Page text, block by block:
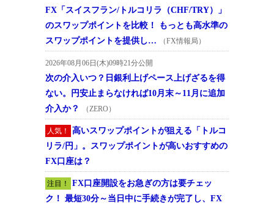
FX「スイスフラン/トルコリラ（CHF/TRY）」
のスワップポイントを比較！ もっとも高水準の
スワップポイントを提供し…
（FX情報局）
2026年08月06日(木)09時21分公開
次の介入いつ？日銀利上げペース上げざるを得
ない。円安止まらなければ10月末～11月に追加
介入か？
（ZERO）
人気！
高いスワップポイントが狙える「トルコ
リラ/円」。スワップポイントが高いおすすめの
FX口座は？
注目！
FX口座開設をお急ぎの方は要チェッ
ク！ 最短30分～当日中に手続きが完了し、FX